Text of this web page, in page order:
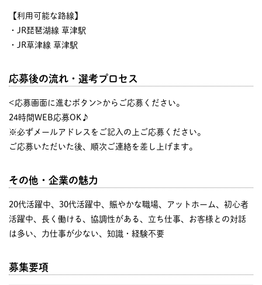
【利用可能な路線】
・JR琵琶湖線 草津駅
・JR草津線 草津駅
応募後の流れ・選考プロセス
<応募画面に進むボタン>からご応募ください。
24時間WEB応募OK♪
※必ずメールアドレスをご記入の上ご応募ください。
ご応募いただいた後、順次ご連絡を差し上げます。
その他・企業の魅力
20代活躍中、30代活躍中、賑やかな職場、アットホーム、初心者
活躍中、長く働ける、協調性がある、立ち仕事、お客様との対話
は多い、力仕事が少ない、知識・経験不要
募集要項